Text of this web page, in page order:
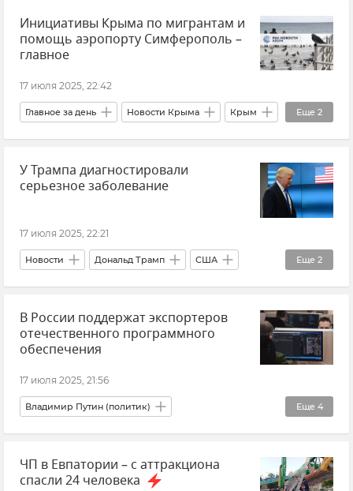
Политика Украина
Инициативы Крыма по мигрантам и
помощь аэропорту Симферополь –
главное
17 июля 2025, 22:42
Еще 2
Главное за день Новости Крыма Крым
Россия Новости
У Трампа диагностировали
серьезное заболевание
17 июля 2025, 22:21
Еще 2
Новости Дональд Трамп США
Политика Медицина
В России поддержат экспортеров
отечественного программного
обеспечения
17 июля 2025, 21:56
Еще 4
Владимир Путин (политик)
Программирование Новости Россия
Наука и технологии
ЧП в Евпатории – с аттракциона
спасли 24 человека